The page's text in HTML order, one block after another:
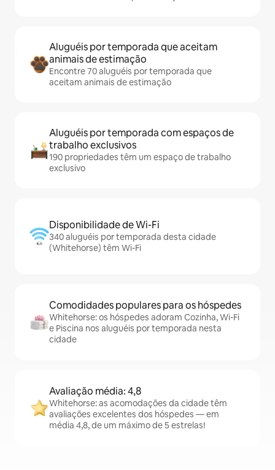
Aluguéis por temporada que aceitam
animais de estimação
Encontre 70 aluguéis por temporada que
aceitam animais de estimação
Aluguéis por temporada com espaços de
trabalho exclusivos
190 propriedades têm um espaço de trabalho
exclusivo
Disponibilidade de Wi-Fi
340 aluguéis por temporada desta cidade
(Whitehorse) têm Wi-Fi
Comodidades populares para os hóspedes
Whitehorse: os hóspedes adoram Cozinha, Wi-Fi
e Piscina nos aluguéis por temporada nesta
cidade
Avaliação média: 4,8
Whitehorse: as acomodações da cidade têm
avaliações excelentes dos hóspedes — em
média 4,8, de um máximo de 5 estrelas!